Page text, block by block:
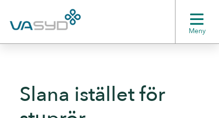
Meny
Slana istället för